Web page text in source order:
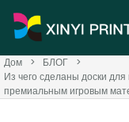
Дом > БЛОГ
>
Из чего сделаны доски
премиальным игровым